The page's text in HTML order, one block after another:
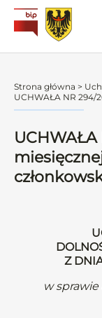
Strona główna >
UCHWAŁA NR 294/
Z
w